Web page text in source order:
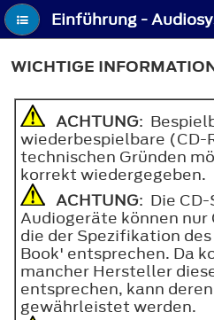
WICHTIGE
ACHTUNG:
wiederbespielbare (CD-
technischen Gründen
korrekt wiedergegeben.
ACHTUNG: Die
Audiogeräte können nur
die der Spezifikation
Book' entsprechen. Da
mancher Hersteller
entsprechen, kann
gewährleistet werden.